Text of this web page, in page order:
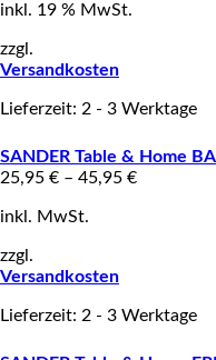
inkl. 19 % MwSt.
zzgl.
Versandkosten
Lieferzeit: 2 - 3 Werktage
SANDER Table & Home
25,95 € – 45,95 €
inkl. MwSt.
zzgl.
Versandkosten
Lieferzeit: 2 - 3 Werktage